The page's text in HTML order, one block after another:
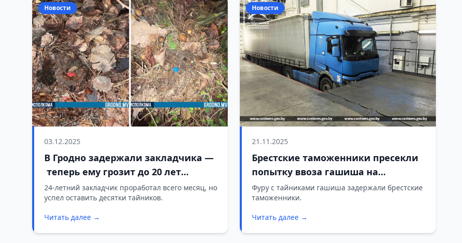
Новости
03.12.2025
В Гродно задержали закладчика —
теперь ему грозит до 20 лет
тюрьмы
24-летний закладчик проработал всего месяц, но
успел оставить десятки тайников.
Читать далее →
Новости
21.11.2025
Брестские таможенники пресекли
попытку ввоза гашиша на
миллионы
Фуру с тайниками гашиша задержали брестские
таможенники.
Читать далее →